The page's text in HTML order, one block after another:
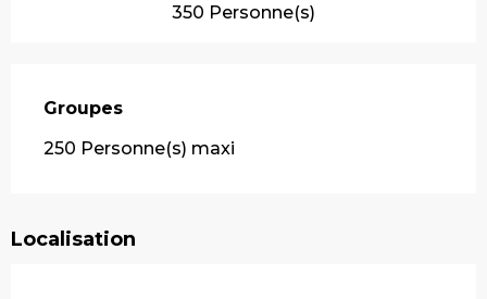
350 Personne(s)
Groupes
Groupes
250 Personne(s) maxi
Localisation